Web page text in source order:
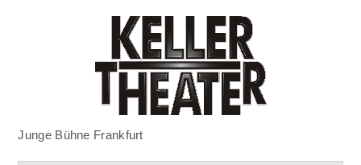
Junge Bühne Frankfurt